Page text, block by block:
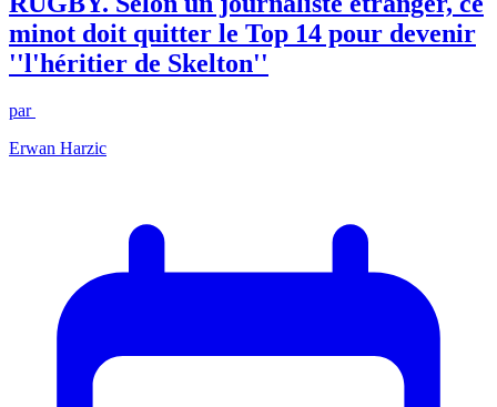
minot doit quitter le Top 14 pour devenir
''l'héritier de Skelton''
par
Erwan Harzic